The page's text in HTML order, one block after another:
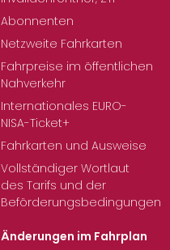
Abonnenten
Netzweite Fahrkarten
Fahrpreise im öffentlichen
Nahverkehr
Internationales EURO-
NISA-Ticket+
Fahrkarten und Ausweise
Vollständiger Wortlaut
des Tarifs und der
Beförderungsbedingungen
Änderungen im Fahrplan